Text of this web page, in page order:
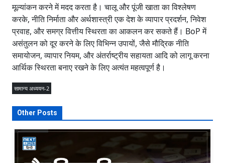
मूल्यांकन करने में मदद करता है। चालू और पूंजी खाता का विश्लेषण
करके, नीति निर्माता और अर्थशास्त्री एक देश के व्यापार प्रदर्शन, निवेश
प्रवाह, और समग्र वित्तीय स्थिरता का आकलन कर सकते हैं। BoP में
असंतुलन को दूर करने के लिए विभिन्न उपायों, जैसे मौद्रिक नीति
समायोजन, व्यापार नियम, और अंतर्राष्ट्रीय सहायता आदि को लागू करना
आर्थिक स्थिरता बनाए रखने के लिए अत्यंत महत्वपूर्ण है।
सामान्य अध्ययन-2
Other Posts